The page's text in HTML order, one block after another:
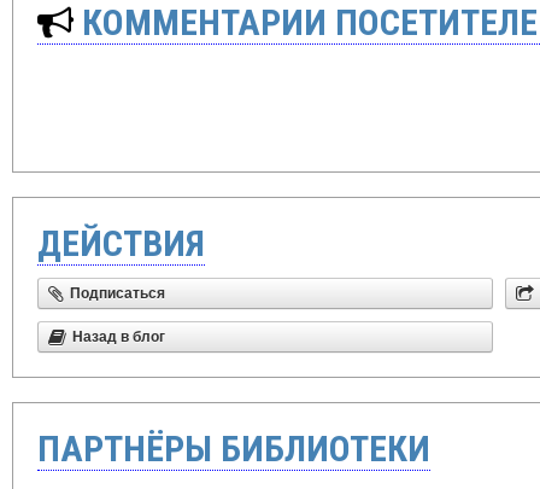
КОММЕНТАРИИ
ДЕЙСТВИЯ
Подписаться
Назад в блог
ПАРТНЁРЫ БИБЛИОТЕКИ